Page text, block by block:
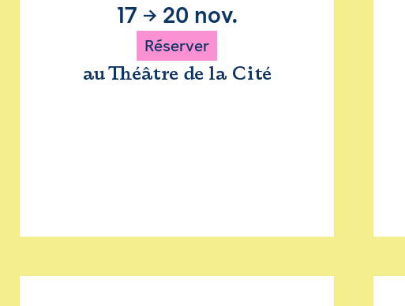
17 → 20 nov.
Réserver
au Théâtre de la Cité